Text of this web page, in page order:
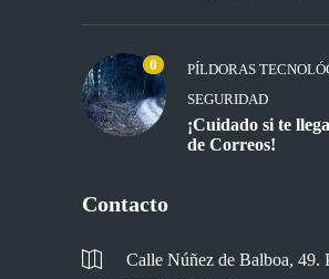
0 PÍLDORAS
SEGURIDAD
¡Cuidado si te
de Correos!
Contacto
Calle Núñez de Balboa, 49.